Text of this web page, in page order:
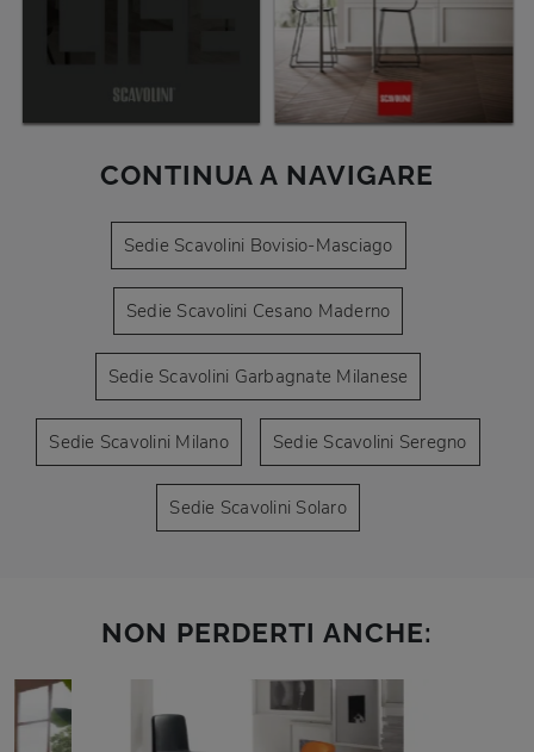
CONTINUA A NAVIGARE
Sedie Scavolini Bovisio-Masciago
Sedie Scavolini Cesano Maderno
Sedie Scavolini Garbagnate Milanese
Sedie Scavolini Milano Sedie Scavolini Seregno
Sedie Scavolini Solaro
NON PERDERTI ANCHE: